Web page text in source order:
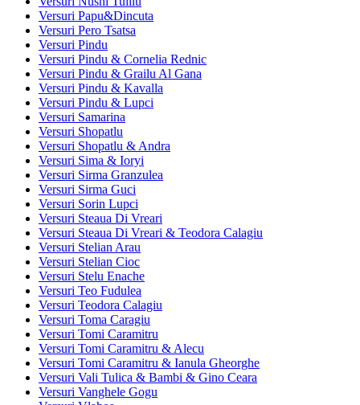
Versuri Papu&Dincuta
Versuri Pero Tsatsa
Versuri Pindu
Versuri Pindu & Cornelia Rednic
Versuri Pindu & Grailu Al Gana
Versuri Pindu & Kavalla
Versuri Pindu & Lupci
Versuri Samarina
Versuri Shopatlu
Versuri Shopatlu & Andra
Versuri Sima & Ioryi
Versuri Sirma Granzulea
Versuri Sirma Guci
Versuri Sorin Lupci
Versuri Steaua Di Vreari
Versuri Steaua Di Vreari & Teodora Calagiu
Versuri Stelian Arau
Versuri Stelian Cioc
Versuri Stelu Enache
Versuri Teo Fudulea
Versuri Teodora Calagiu
Versuri Toma Caragiu
Versuri Tomi Caramitru
Versuri Tomi Caramitru & Alecu
Versuri Tomi Caramitru & Ianula Gheorghe
Versuri Vali Tulica & Bambi & Gino Ceara
Versuri Vanghele Gogu